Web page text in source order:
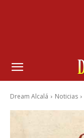
Dream Alcalá Noticias